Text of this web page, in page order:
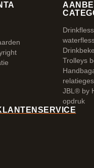
Trolleys
JBL® by
opdruk